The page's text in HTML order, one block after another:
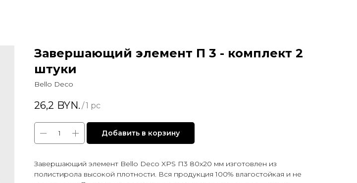
Завершающий элемент П 3 - комплект 2
штуки
Bello Deco
26,2 BYN. /1 pc
Добавить в корзину
Завершающий элемент Bello Deco XPS П3 80x20 мм изготовлен из
полистирола высокой плотности. Вся продукция 100% влагостойкая и не